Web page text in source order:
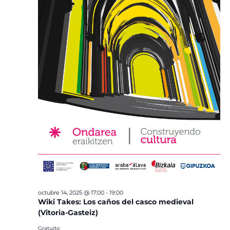
Wiki Takes: Los caños del casco medieval
(Vitoria-Gasteiz)
octubre 14, 2025 @ 17:00- 19:00
Gratuito